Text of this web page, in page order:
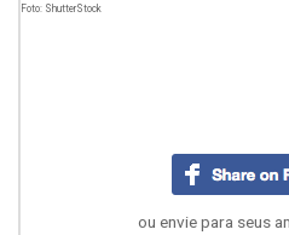
Foto: ShutterStock
ou envie para seus